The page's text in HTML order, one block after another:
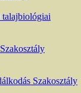
Szakosztály